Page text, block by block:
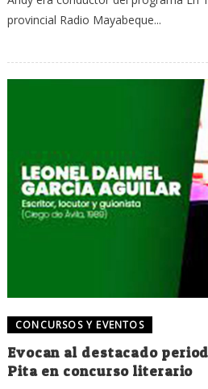
provincial Radio Mayabeque...
CONCURSOS Y EVENTOS
Evocan al destacado
Pita en concurso literario